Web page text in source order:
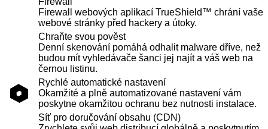
Firewall webových aplikací TrueShield™ chrání vaše
webové stránky před hackery a útoky.
Chraňte svou pověst
Denní skenování pomáhá odhalit malware dříve, než
budou mít vyhledávače šanci jej najít a váš web na
černou listinu.
Rychlé automatické nastavení
Okamžité a plně automatizované nastavení vám
poskytne okamžitou ochranu bez nutnosti instalace.
Síť pro doručování obsahu (CDN)